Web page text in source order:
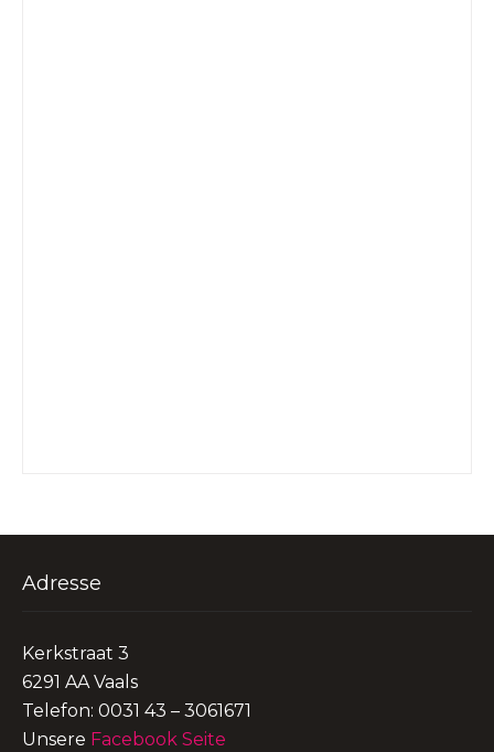
Adresse
Kerkstraat 3
6291 AA Vaals
Telefon: 0031 43 – 3061671
Unsere Facebook Seite